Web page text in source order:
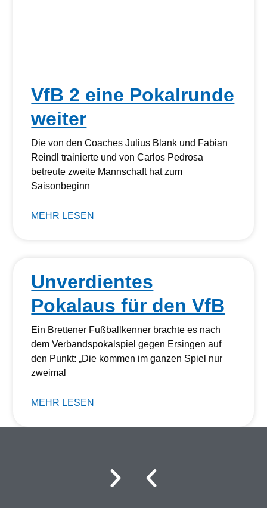
VfB 2 eine Pokalrunde
weiter
Die von den Coaches Julius Blank und Fabian
Reindl trainierte und von Carlos Pedrosa
betreute zweite Mannschaft hat zum
Saisonbeginn
MEHR LESEN
Unverdientes
Pokalaus für den VfB
Ein Brettener Fußballkenner brachte es nach
dem Verbandspokalspiel gegen Ersingen auf
den Punkt: „Die kommen im ganzen Spiel nur
zweimal
MEHR LESEN